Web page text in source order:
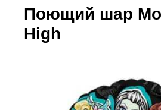
Поющий шар
High